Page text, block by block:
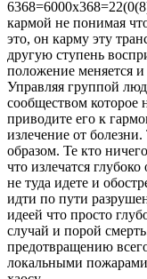
кармой не понимая
это, он карму эту
другую ступень
положение меняется и
Управляя группой
сообществом которое
приводите его к
излечение от
образом. Те кто
что излечатся
не туда идете и
идти по пути
идеей что просто
случай и порой
предотвращению
локальными